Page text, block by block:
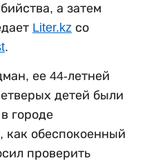
а затем
Liter.kz со
.
ее 44-летней
детей были
городе
как обеспокоенный
проверить